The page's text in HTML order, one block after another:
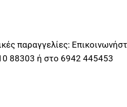
παραγγελίες:
88303 ή στο 6942 445453